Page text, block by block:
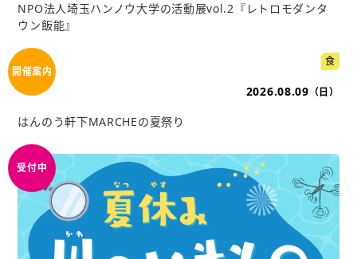
NPO法人埼玉ハンノウ大学の活動展vol.2『レトロモダンタ
ウン飯能』
食
2026.08.09 （日）
はんのう軒下MARCHEの夏祭り